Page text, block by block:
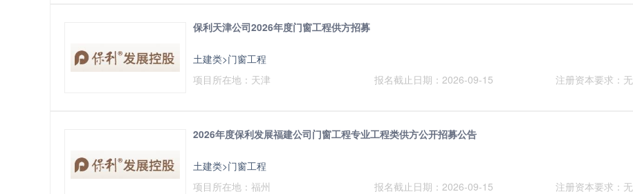
保利天津公司2026年度门窗工程供方招募
土建类>门窗工程
项目所在地：天津
报名截止日期：2026-09-15 注册资本要求：无
2026年度保利发展福建公司门窗工程专业工程类供方公开招募公告
土建类>门窗工程
项目所在地：福州
报名截止日期：2026-09-15 注册资本要求：无